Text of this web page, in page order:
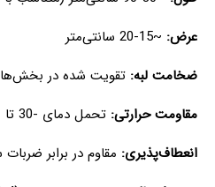
عرض: ~15-20 سانتی‌متر
ضخامت لبه: تقویت شده در
مقاومت حرارتی: تحمل دمای -30 تا +80 درجه سانتی‌گراد
انعطاف‌پذیری: مقاوم در برابر